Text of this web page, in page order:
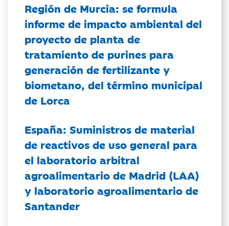
Región de Murcia: se formula
informe de impacto ambiental del
proyecto de planta de
tratamiento de purines para
generación de fertilizante y
biometano, del término municipal
de Lorca
España: Suministros de material
de reactivos de uso general para
el laboratorio arbitral
agroalimentario de Madrid (LAA)
y laboratorio agroalimentario de
Santander